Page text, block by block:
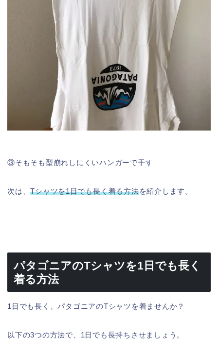
③そもそも型崩れしにくいハンガーで干す
次は、Tシャツを1日でも長く着る方法を紹介します。
パタゴニアのTシャツを1日でも長く
着る方法
1日でも長く、パタゴニアのTシャツを着ませんか？
以下の3つの方法で、1日でも長持ちさせましょう。